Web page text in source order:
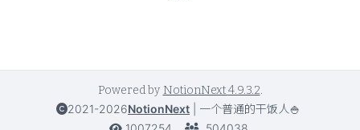
Powered by NotionNext4.9.3.2.
2021-2026NotionNext
一个普通的干饭人🍚